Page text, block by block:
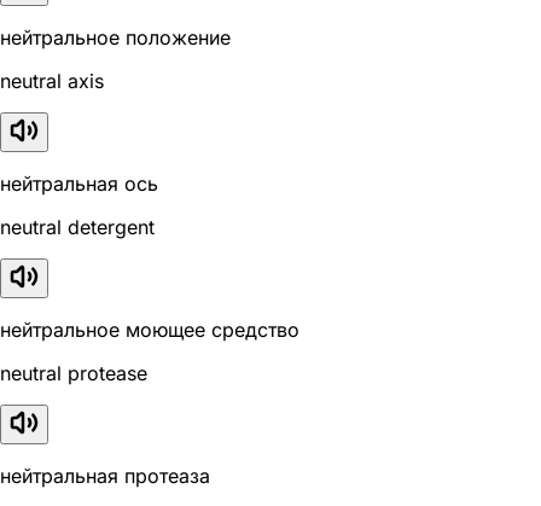
нейтральное положение
neutral axis
нейтральная ось
neutral detergent
нейтральное моющее средство
neutral protease
нейтральная протеаза